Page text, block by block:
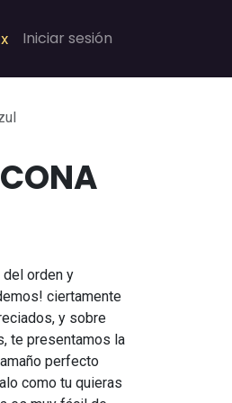
de Nanolux
Iniciar sesión
orden y
ciertamente
y sobre
te presentamos la
perfecto
como tu quieras